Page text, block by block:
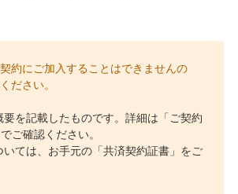
約にご加入することはできませんの
ださい。
要を記載したものです。詳細は「ご契約
ご確認ください。
いては、お手元の「共済契約証書」をご